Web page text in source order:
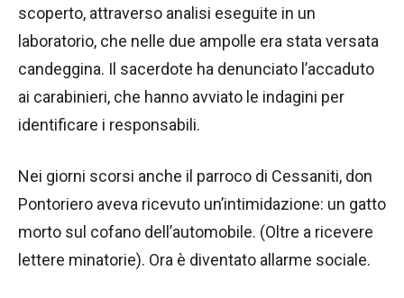
scoperto, attraverso analisi eseguite in un
laboratorio, che nelle due ampolle era stata versata
candeggina. Il sacerdote ha denunciato l’accaduto
ai carabinieri, che hanno avviato le indagini per
identificare i responsabili.
Nei giorni scorsi anche il parroco di Cessaniti, don
Pontoriero aveva ricevuto un’intimidazione: un gatto
morto sul cofano dell’automobile. (Oltre a ricevere
lettere minatorie). Ora è diventato allarme sociale.